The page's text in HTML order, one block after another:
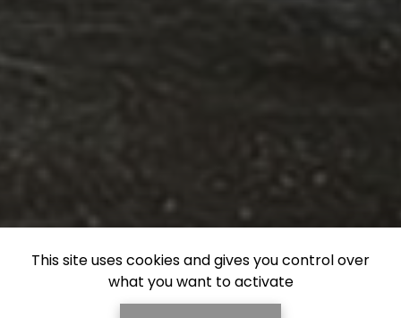
This site uses cookies and gives you control over
what you want to activate